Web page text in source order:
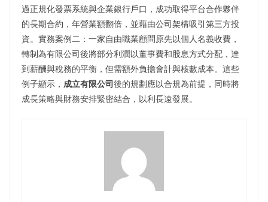
過正規化發票系統與企業銀行戶口，成功取得平台合作夥伴
的長期合約，年營業額翻倍，並藉由公司架構吸引第三方投
資。實務案例二：一家自由職業顧問原先以個人名義收費，
轉制為有限公司後將部分利潤以董事費和股息方式分配，達
到薪酬與稅務的平衡，但需額外負擔會計與核數成本。這些
例子顯示， 成立有限公司後的規劃應以合規為前提，同時將
成長策略與財務安排緊密結合，以利長遠發展。